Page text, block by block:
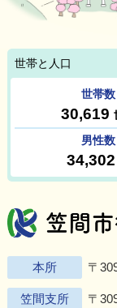
本所 〒
笠間支所 〒